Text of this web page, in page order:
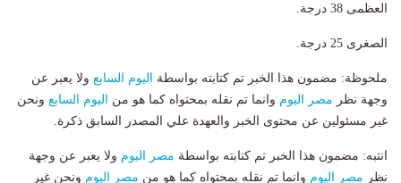
العظمى 38 درجة.
الصغرى 25 درجة.
ملحوظة: مضمون هذا الخبر تم كتابته بواسطة اليوم السابع ولا يعبر عن
وجهة نظر مصر اليوم وانما تم نقله بمحتواه كما هو من اليوم السابع ونحن
غير مسئولين عن محتوى الخبر والعهدة علي المصدر السابق ذكرة.
انتبه: مضمون هذا الخبر تم كتابته بواسطة مصر اليوم ولا يعبر عن وجهة
نظر مصر اليوم وانما تم نقله بمحتواه كما هو من مصر اليوم ونحن غير